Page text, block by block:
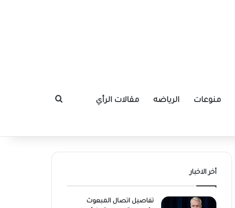
منوعات الرياضه مقالات الرأي بحث عن
أخر الاخبار
تفاصيل اتصال المبعوث